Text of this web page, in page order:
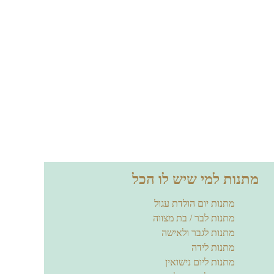
מתנות למי שיש לו הכל
מתנות יום הולדת עגול
מתנות לבר / בת מצווה
מתנות לגבר ולאישה
מתנות לידה
מתנות ליום נישואין